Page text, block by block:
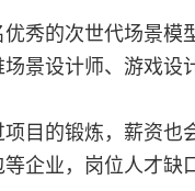
秀的次世代场景模
景设计师、游戏设
目的锻炼，薪资也
企业，岗位人才缺